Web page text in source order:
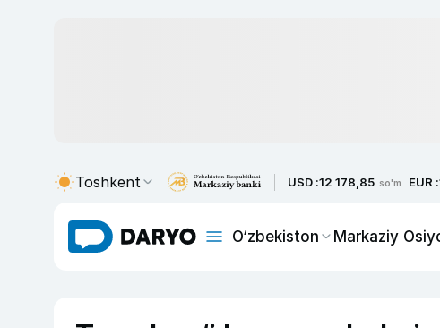
Toshkent USD :12 178,85 so'm EUR :
O‘zbekiston Markaziy